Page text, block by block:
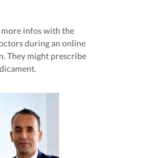
more infos with the
during an online
They might prescribe